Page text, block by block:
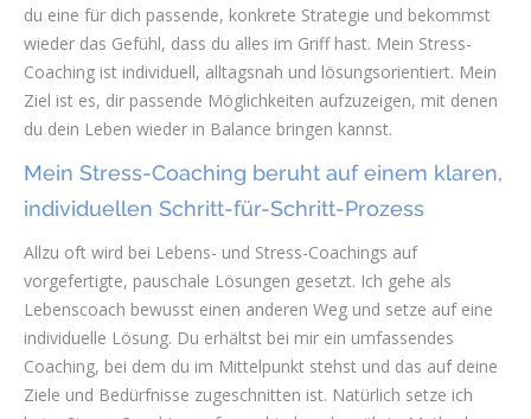
du eine für dich passende, konkrete Strategie und bekommst
wieder das Gefühl, dass du alles im Griff hast. Mein Stress-
Coaching ist individuell, alltagsnah und lösungsorientiert. Mein
Ziel ist es, dir passende Möglichkeiten aufzuzeigen, mit denen
du dein Leben wieder in Balance bringen kannst.
Mein Stress-Coaching beruht auf einem klaren,
individuellen Schritt-für-Schritt-Prozess
Allzu oft wird bei Lebens- und Stress-Coachings auf
vorgefertigte, pauschale Lösungen gesetzt. Ich gehe als
Lebenscoach bewusst einen anderen Weg und setze auf eine
individuelle Lösung. Du erhältst bei mir ein umfassendes
Coaching, bei dem du im Mittelpunkt stehst und das auf deine
Ziele und Bedürfnisse zugeschnitten ist. Natürlich setze ich